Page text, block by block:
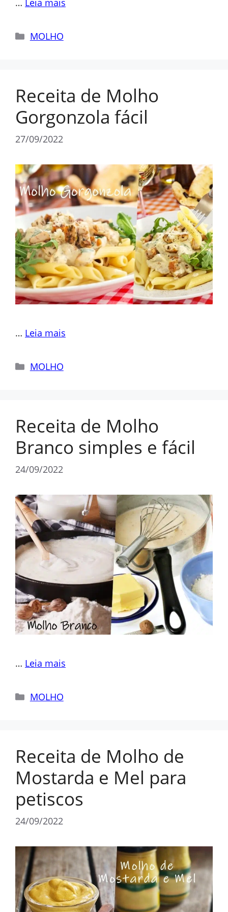
Categorias
MOLHO
Receita de Molho
Gorgonzola fácil
27/09/2022
… Leia mais
Categorias
MOLHO
Receita de Molho
Branco simples e fácil
24/09/2022
… Leia mais
Categorias
MOLHO
Receita de Molho de
Mostarda e Mel para
petiscos
24/09/2022